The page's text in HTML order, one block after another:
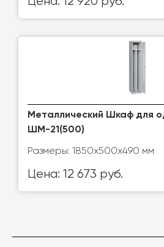
Металлический Шкаф для
ШМ-21(500)
Размеры: 1850х500х490 мм
Цена: 12 673 руб.